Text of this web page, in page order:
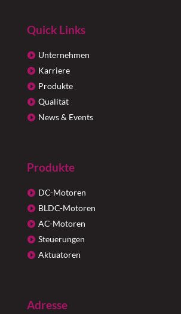
Quick Links
Unternehmen
Karriere
Produkte
Qualität
News & Events
Produkte
DC-Motoren
BLDC-Motoren
AC-Motoren
Steuerungen
Aktuatoren
Adresse